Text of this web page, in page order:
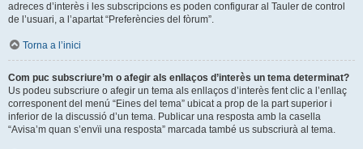
adreces d’interès i les subscripcions es poden configurar al Tauler de control
de l’usuari, a l’apartat “Preferències del fòrum”.
Torna a l’inici
Com puc subscriure’m o afegir als enllaços d’interès un tema determinat?
Us podeu subscriure o afegir un tema als enllaços d’interès fent clic a l’enllaç
corresponent del menú “Eines del tema” ubicat a prop de la part superior i
inferior de la discussió d’un tema. Publicar una resposta amb la casella
“Avisa’m quan s’envïi una resposta” marcada també us subscriurà al tema.